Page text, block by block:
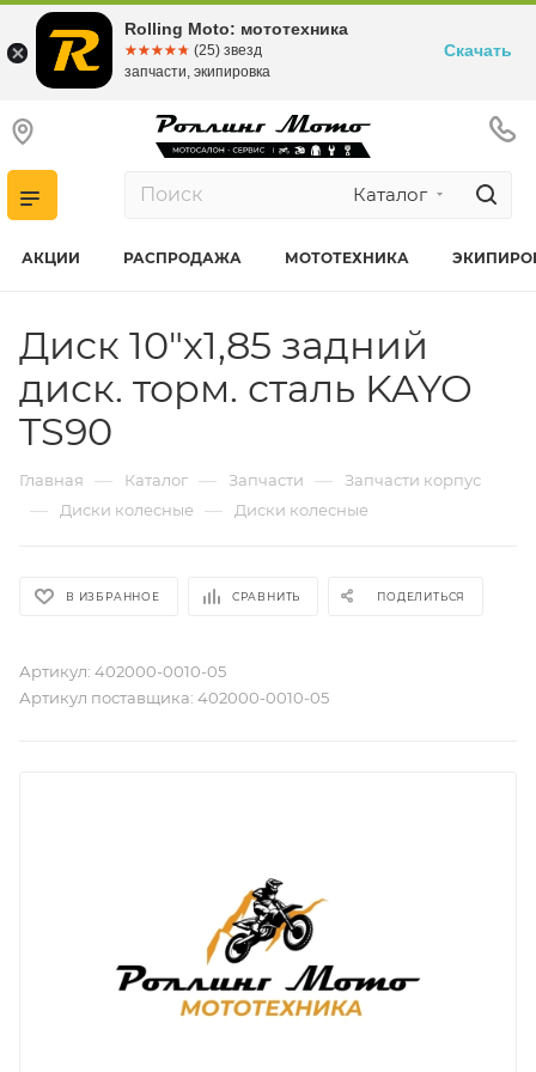
Каталог
АКЦИИ РАСПРОДАЖА МОТОТЕХНИКА
Диск 10"х1,85 задний
диск. торм. сталь KAYO
TS90
Главная — Каталог — Запчасти — Запчасти корпус
— Диски колесные — Диски колесные
В ИЗБРАННОЕ СРАВНИТЬ ПОДЕЛИТЬСЯ
Артикул: 402000-0010-05
Артикул поставщика: 402000-0010-05
Rolling Moto: мототехника
☆☆☆☆☆
★★★★★ (25) звезд
запчасти, экипировка
Скачать